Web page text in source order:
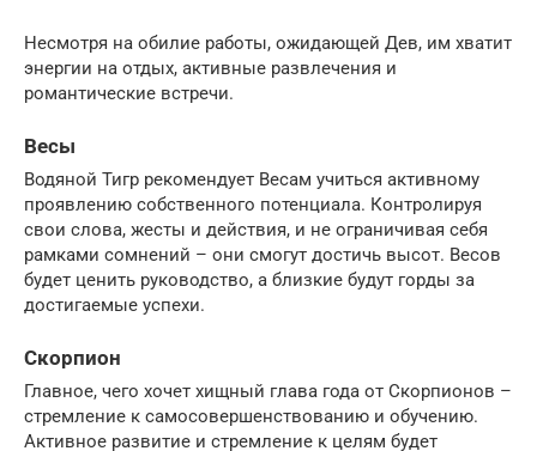
Несмотря на обилие работы, ожидающей Дев, им хватит
энергии на отдых, активные развлечения и
романтические встречи.
Весы
Водяной Тигр рекомендует Весам учиться активному
проявлению собственного потенциала. Контролируя
свои слова, жесты и действия, и не ограничивая себя
рамками сомнений – они смогут достичь высот. Весов
будет ценить руководство, а близкие будут горды за
достигаемые успехи.
Скорпион
Главное, чего хочет хищный глава года от Скорпионов –
стремление к самосовершенствованию и обучению.
Активное развитие и стремление к целям будет